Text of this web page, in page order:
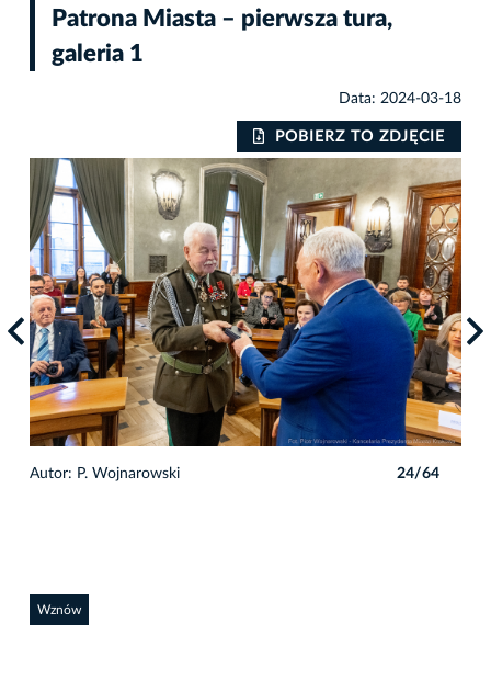
Patrona Miasta – pierwsza tura,
galeria 1
Data: 2024-03-18
POBIERZ TO ZDJĘCIE
Autor: P. Wojnarowski 24/64
Wznów